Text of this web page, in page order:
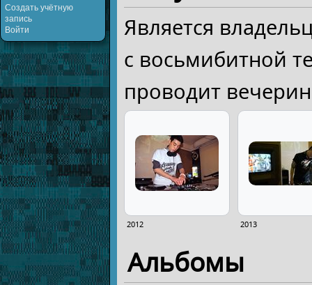
Создать учётную
запись
Войти
Является
с восьмибитной
проводит
2012 2013
Альбомы